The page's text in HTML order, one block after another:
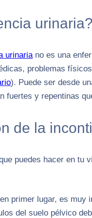
urinaria?
urinariano es una
problemas
). Puede ser desde
fuertes y repentinas
de la
puedes hacer en tu
primer lugar, es muy
del suelo pélvico